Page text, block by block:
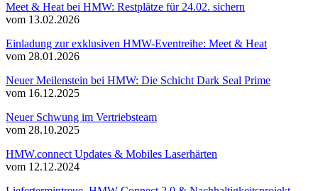
Meet & Heat bei HMW: Restplätze für 24.02. sichern
vom 13.02.2026
Einladung zur exklusiven HMW-Eventreihe: Meet & Heat
vom 28.01.2026
Neuer Meilenstein bei HMW: Die Schicht Dark Seal Prime
vom 16.12.2025
Neuer Schwung im Vertriebsteam
vom 28.10.2025
HMW.connect Updates & Mobiles Laserhärten
vom 12.12.2024